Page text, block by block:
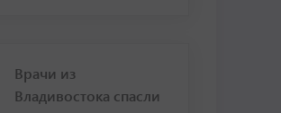
Врачи из
Владивостока спасли